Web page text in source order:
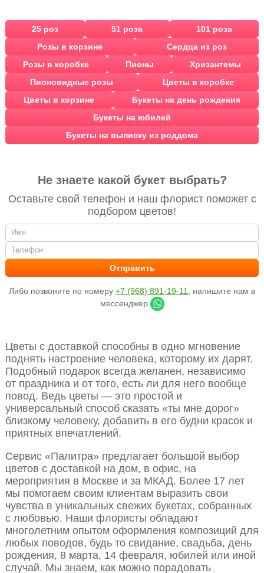
25 роз 51 роза
101 роза
Розы в корзине
Сердца из роз
Розы в коробке
Пионы
Хризантемы
Пионовидные розы
Цветы в коробке
Цветы в корзине
Букеты на день рождения
Букеты на юбилей
Букеты на выписку из роддома
Не знаете какой букет выбрать?
Оставьте свой телефон и наш флорист поможет с
подбором цветов!
Либо позвоните по номеру +7 (968) 891-19-11
, напишите нам в
мессенджер
Цветы с доставкой способны в одно мгновение
поднять настроение человека, которому их дарят.
Подобный подарок всегда желанен, независимо
от праздника и от того, есть ли для него вообще
повод. Ведь цветы — это простой и
универсальный способ сказать «ты мне дорог»
близкому человеку, добавить в его будни красок и
приятных впечатлений.
Сервис «Палитра» предлагает большой выбор
цветов с доставкой на дом, в офис, на
мероприятия в Москве и за МКАД. Более 17 лет
мы помогаем своим клиентам выразить свои
чувства в уникальных свежих букетах, собранных
с любовью. Наши флористы обладают
многолетним опытом оформления композиций для
любых поводов, будь то свидание, свадьба, день
рождения, 8 марта, 14 февраля, юбилей или иной
случай. Мы знаем, как можно порадовать